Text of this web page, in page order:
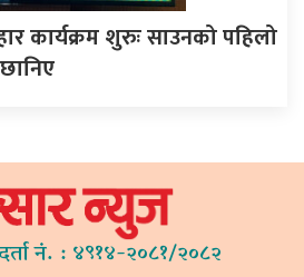
कार्यक्रम शुरुः साउनको पहिलो
नं. : ४९१४-२०८१/२०८२